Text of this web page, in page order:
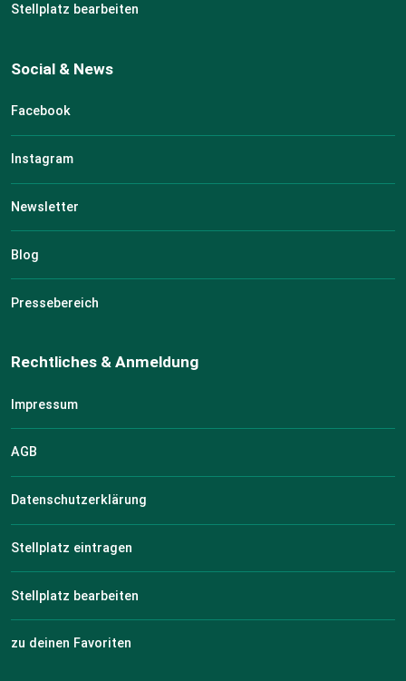
Stellplatz bearbeiten
Social & News
Facebook
Instagram
Newsletter
Blog
Pressebereich
Rechtliches & Anmeldung
Impressum
AGB
Datenschutzerklärung
Stellplatz eintragen
Stellplatz bearbeiten
zu deinen Favoriten